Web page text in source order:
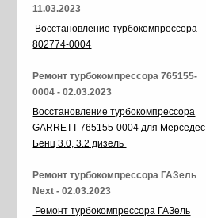
11.03.2023
Восстановление турбокомпрессора
802774-0004
Ремонт турбокомпрессора 765155-
0004 - 02.03.2023
Восстановление турбокомпрессора
GARRETT 765155-0004 для Мерседес
Бенц 3.0, 3.2 дизель
Ремонт турбокомпрессора ГАЗель
Next - 02.03.2023
Ремонт турбокомпрессора ГАЗель